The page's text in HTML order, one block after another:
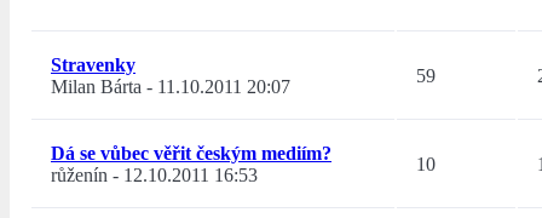
Stravenky
Milan Bárta - 11.10.2011 20:07
59
Dá se vůbec věřit českým mediím?
růženín - 12.10.2011 16:53
10